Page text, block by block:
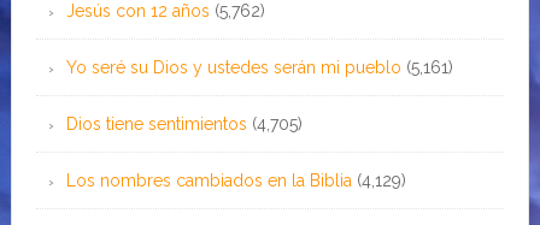
Jesús con 12 años (5,762)
Yo seré su Dios y ustedes serán mi pueblo (5,161)
Dios tiene sentimientos (4,705)
Los nombres cambiados en la Biblia (4,129)